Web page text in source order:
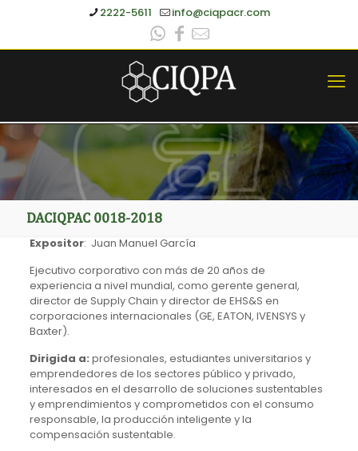
2222-5611 info@ciqpacr.com
DACIQPAC 0018-2018
Expositor: Juan Manuel García
Ejecutivo corporativo con más de 20 años de
experiencia a nivel mundial, como gerente general,
director de Supply Chain y director de EHS&S en
corporaciones internacionales (GE, EATON, IVENSYS y
Baxter).
Dirigida a: profesionales, estudiantes universitarios y
emprendedores de los sectores público y privado,
interesados en el desarrollo de soluciones sustentables
y emprendimientos y comprometidos con el consumo
responsable, la producción inteligente y la
compensación sustentable.